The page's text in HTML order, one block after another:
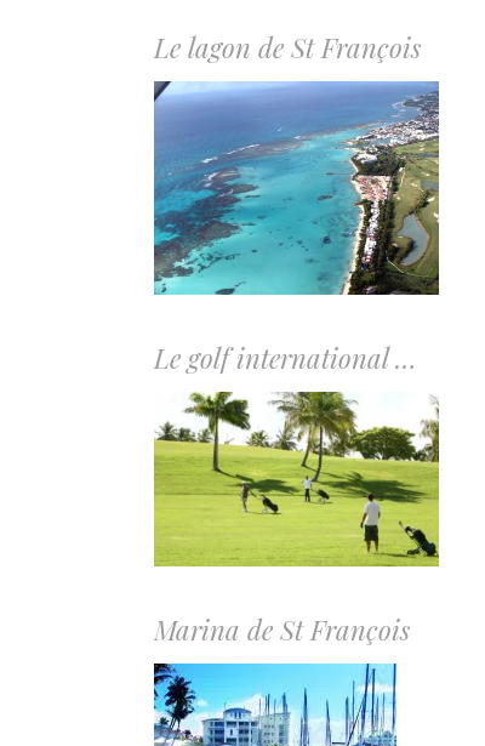
Le lagon de St François
Le golf international …
Marina de St François